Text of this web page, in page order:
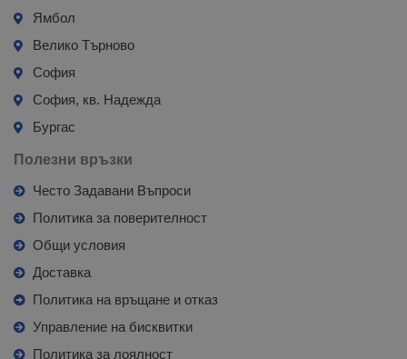
Ямбол
Велико Търново
София
София, кв. Надежда
Бургас
Полезни връзки
Често Задавани Въпроси
Политика за поверителност
Общи условия
Доставка
Политика на връщане и отказ
Управление на бисквитки
Политика за лоялност